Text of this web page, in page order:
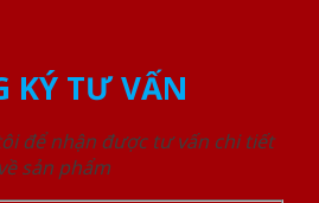
KÝ TƯ VẤN
để nhận được tư vấn chi tiết
về sản phẩm